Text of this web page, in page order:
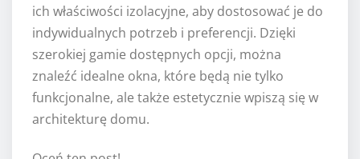
ich właściwości izolacyjne, aby dostosować je do
indywidualnych potrzeb i preferencji. Dzięki
szerokiej gamie dostępnych opcji, można
znaleźć idealne okna, które będą nie tylko
funkcjonalne, ale także estetycznie wpiszą się w
architekturę domu.